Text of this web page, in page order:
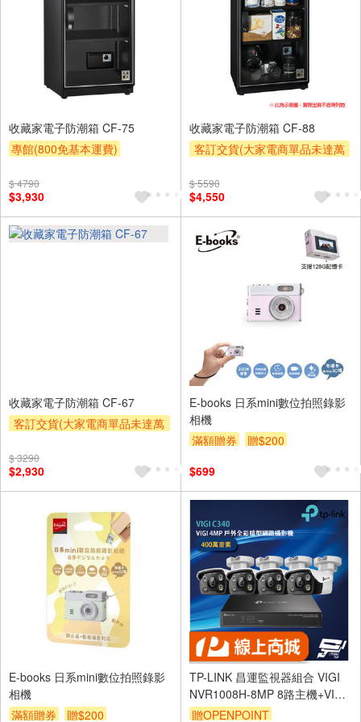
收藏家電子防潮箱 CF-75
專館(800免基本運費)
$ 4790
$3,930
收藏家電子防潮箱 CF-88
客訂交貨(大家電商單品未達萬
區費另計,實際收費以專人聯絡
滿額贈券
$ 5590
$4,550
收藏家電子防潮箱 CF-67
客訂交貨(大家電商單品未達萬
區費另計,實際收費以專人聯絡
滿額贈券
$ 3290
$2,930
E-books 日系mini數位拍照錄影
相機
滿額贈券
贈$200
$699
E-books 日系mini數位拍照錄影
相機
滿額贈券
贈$200
TP-LINK 昌運監視器組合 VIGI
NVR1008H-8MP 8路主機+VIGI
C340 戶外槍型網路攝影機*4
贈OPENPOINT